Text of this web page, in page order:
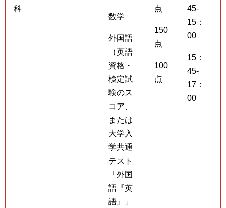
科
数学
外国語
（英語
資格・
検定試
験のス
コア、
または
大学入
学共通
テスト
「外国
語『英
語』」
点
150
点
100
点
45-
15：
00
15：
45-
17：
00